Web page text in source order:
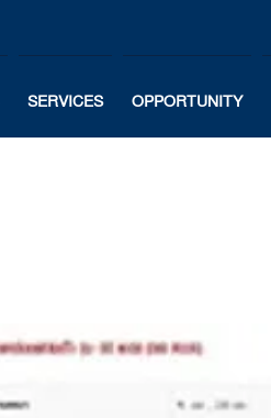
SERVICES OPPORTUNITY